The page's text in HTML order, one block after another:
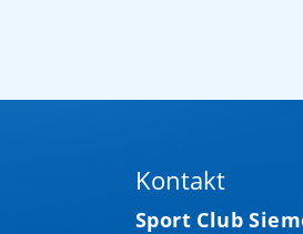
Kontakt
Sport Club